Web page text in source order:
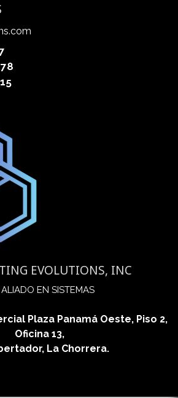
EVOLUTIONS, INC
EN SISTEMAS
Plaza Panamá Oeste, Piso 2,
Oficina 13,
La Chorrera.